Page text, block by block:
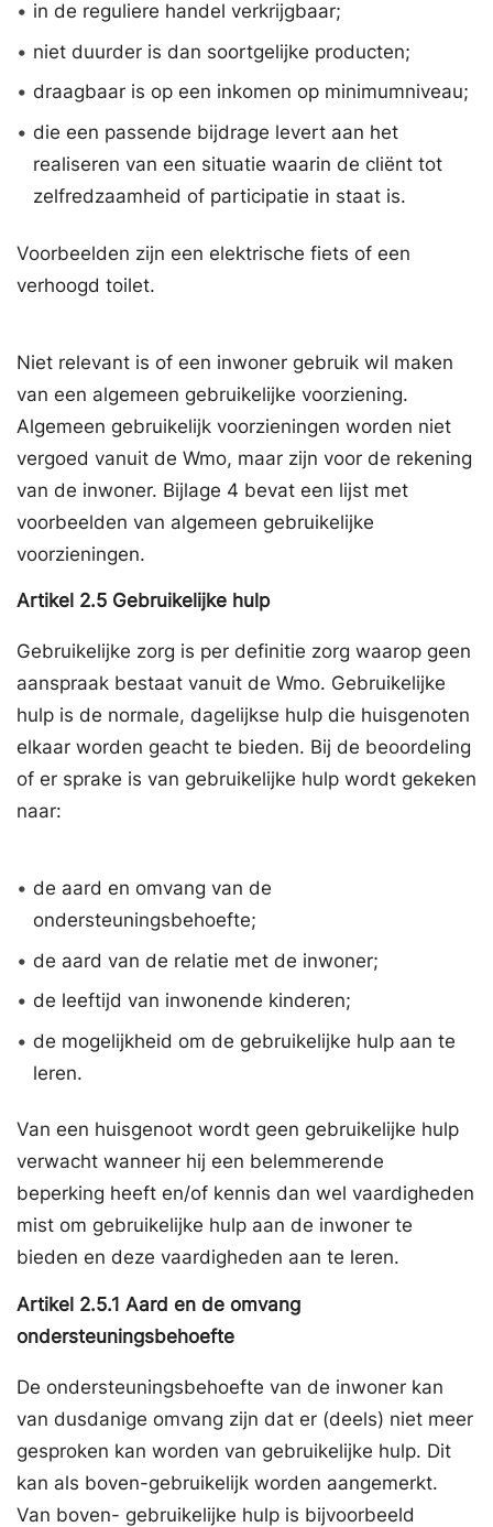
• in de reguliere handel verkrijgbaar;
• niet duurder is dan soortgelijke producten;
• draagbaar is op een inkomen op minimumniveau;
• die een passende bijdrage levert aan het
realiseren van een situatie waarin de cliënt tot
zelfredzaamheid of participatie in staat is.
Voorbeelden zijn een elektrische fiets of een
verhoogd toilet.
Niet relevant is of een inwoner gebruik wil maken
van een algemeen gebruikelijke voorziening.
Algemeen gebruikelijk voorzieningen worden niet
vergoed vanuit de Wmo, maar zijn voor de rekening
van de inwoner. Bijlage 4 bevat een lijst met
voorbeelden van algemeen gebruikelijke
voorzieningen.
Artikel 2.5 Gebruikelijke hulp
Gebruikelijke zorg is per definitie zorg waarop geen
aanspraak bestaat vanuit de Wmo. Gebruikelijke
hulp is de normale, dagelijkse hulp die huisgenoten
elkaar worden geacht te bieden. Bij de beoordeling
of er sprake is van gebruikelijke hulp wordt gekeken
naar:
• de aard en omvang van de
ondersteuningsbehoefte;
• de aard van de relatie met de inwoner;
• de leeftijd van inwonende kinderen;
• de mogelijkheid om de gebruikelijke hulp aan te
leren.
Van een huisgenoot wordt geen gebruikelijke hulp
verwacht wanneer hij een belemmerende
beperking heeft en/of kennis dan wel vaardigheden
mist om gebruikelijke hulp aan de inwoner te
bieden en deze vaardigheden aan te leren.
Artikel 2.5.1 Aard en de omvang
ondersteuningsbehoefte
De ondersteuningsbehoefte van de inwoner kan
van dusdanige omvang zijn dat er (deels) niet meer
gesproken kan worden van gebruikelijke hulp. Dit
kan als boven-gebruikelijk worden aangemerkt.
Van boven- gebruikelijke hulp is bijvoorbeeld